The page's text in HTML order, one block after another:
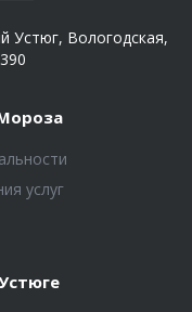
Устюг, Вологодская,
услуг